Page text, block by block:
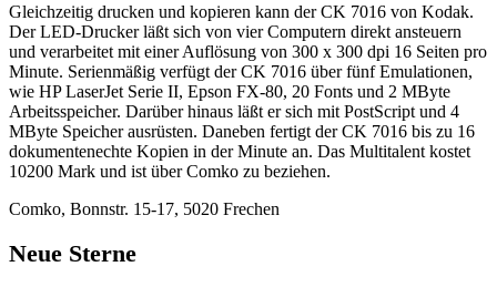
Gleichzeitig drucken und kopieren kann der CK 7016 von Kodak.
Der LED-Drucker läßt sich von vier Computern direkt ansteuern
und verarbeitet mit einer Auflösung von 300 x 300 dpi 16 Seiten pro
Minute. Serienmäßig verfügt der CK 7016 über fünf Emulationen,
wie HP LaserJet Serie II, Epson FX-80, 20 Fonts und 2 MByte
Arbeitsspeicher. Darüber hinaus läßt er sich mit PostScript und 4
MByte Speicher ausrüsten. Daneben fertigt der CK 7016 bis zu 16
dokumentenechte Kopien in der Minute an. Das Multitalent kostet
10200 Mark und ist über Comko zu beziehen.
Comko, Bonnstr. 15-17, 5020 Frechen
Neue Sterne